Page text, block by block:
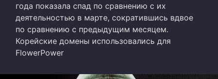
года показала спад по сравнению с их
деятельностью в марте, сократившись вдвое
по сравнению с предыдущим месяцем.
Корейские домены использовались для
FlowerPower